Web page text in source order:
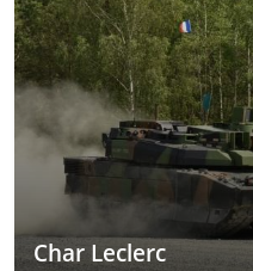
Char Leclerc